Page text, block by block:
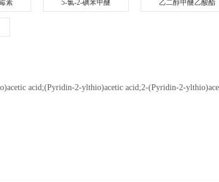
素 5-氯-2-碘苯甲醚 乙二醇甲醚乙酸酯
acid;(Pyridin-2-ylthio)acetic acid;2-(Pyridin-2-